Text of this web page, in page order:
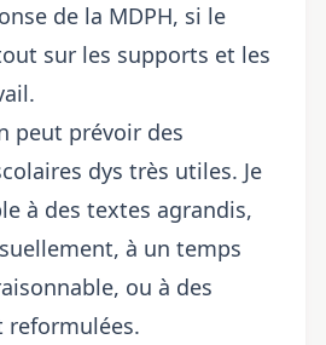
de la MDPH, si le
sur les supports et les
peut prévoir des
dys très utiles. Je
à des textes agrandis,
à un temps
ou à des
reformulées.